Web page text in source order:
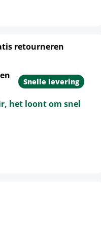
retourneren
Snelle levering
het loont om snel